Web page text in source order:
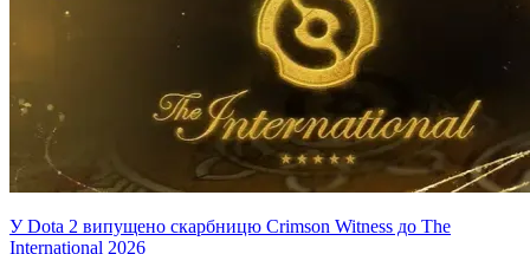
У Dota 2 випущено скарбницю Crimson Witness до The
International 2026